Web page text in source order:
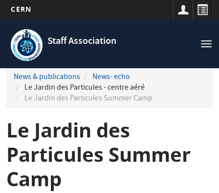
main
content
CERN
Staff Association
Navigation
principale
News & publications
News- echo
Le Jardin des Particules - centre aéré
Le Jardin des Particules Summer Camp
Le Jardin des
Particules Summer
Camp